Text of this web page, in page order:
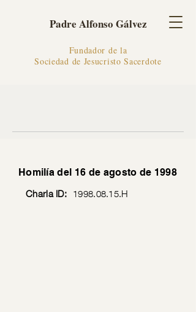
Padre Alfonso Gálvez
Fundador de la
Sociedad de Jesucristo Sacerdote
Homilía del 16 de agosto de 1998
Charla ID: 1998.08.15.H